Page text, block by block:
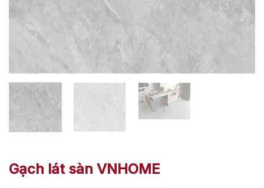
Gạch lát sàn VNHOME